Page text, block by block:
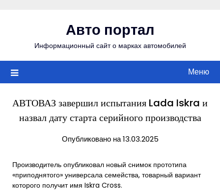
Авто портал
Информационный сайт о марках автомобилей
Меню
АВТОВАЗ завершил испытания Lada Iskra и
назвал дату старта серийного производства
Опубликовано на 13.03.2025
Производитель опубликовал новый снимок прототипа
«приподнятого» универсала семейства, товарный вариант
которого получит имя Iskra Cross.